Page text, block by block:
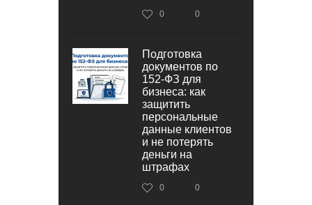
0 0
Подготовка
документов по
152‑ФЗ для
бизнеса: как
защитить
персональные
данные клиентов
и не потерять
деньги на
штрафах
0 0